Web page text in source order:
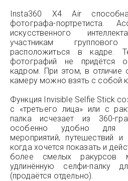
Insta360 X4 Air
фотографа-портретиста.
искусственного
участникам
расположиться в кадре.
фотографий не придётся
кадром. При этом, в отличие
камеру можно взять с собой
Функция Invisible Selfie Stick
с «третьего лица» или с
палка исчезает из 360-
особенно удобно для
мероприятий, путешествий и
когда хочется показать и
более смелых ракурсов
удлинённую селфи-палку
(продаётся отдельно).